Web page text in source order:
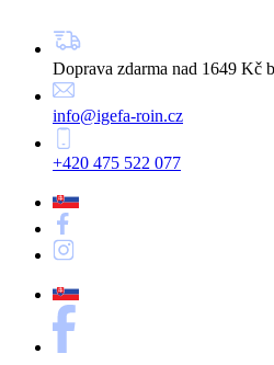
Doprava zdarma nad 1649 Kč
info@igefa-roin.cz
+420 475 522 077